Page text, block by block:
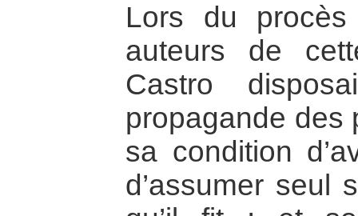
Lors du
auteurs de
Castro
propagande des
sa condition
d’assumer seul